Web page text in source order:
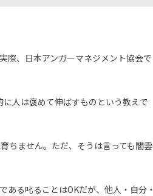
際、日本アンガーマネジメント協会で
人は褒めて伸ばすものという教えで
ちません。ただ、そうは言っても闇雲
ある叱ることはOKだが、他人・自分・